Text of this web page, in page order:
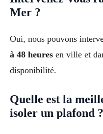
Mer ?
Oui, nous pouvons
à 48 heures en ville et
disponibilité.
Quelle est la
isoler un plafond ?